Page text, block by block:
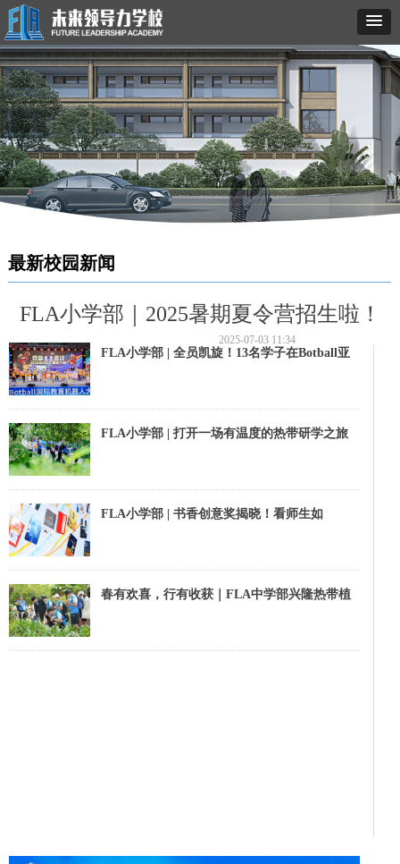
FLA小学部｜2025暑期夏令营招生啦！
FLA小学部 | 全员凯旋！13名学子在Botball亚
FLA小学部 | 打开一场有温度的热带研学之旅
FLA小学部 | 书香创意奖揭晓！看师生如
春有欢喜，行有收获｜FLA中学部兴隆热带植
最新校园新闻
2025-07-03 11:34